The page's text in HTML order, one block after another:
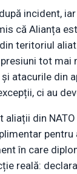
incident,
că Alianța
teritoriul
tot mai
atacurile din
ci au
aliații din
pentru
în care
reală: